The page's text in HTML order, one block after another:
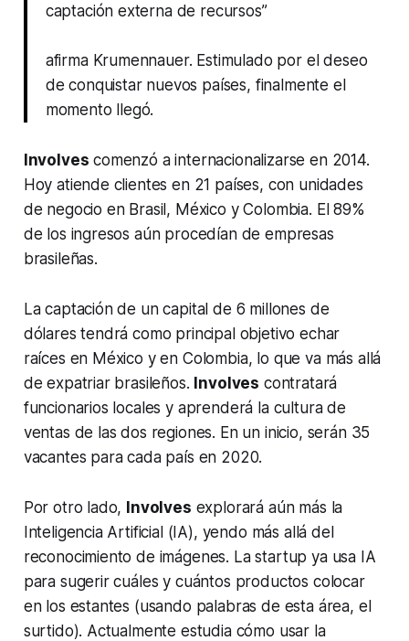
captación externa de recursos”
afirma Krumennauer. Estimulado por el deseo
de conquistar nuevos países, finalmente el
momento llegó.
Involves comenzó a internacionalizarse en 2014.
Hoy atiende clientes en 21 países, con unidades
de negocio en Brasil, México y Colombia. El 89%
de los ingresos aún procedían de empresas
brasileñas.
La captación de un capital de 6 millones de
dólares tendrá como principal objetivo echar
raíces en México y en Colombia, lo que va más allá
de expatriar brasileños. Involves contratará
funcionarios locales y aprenderá la cultura de
ventas de las dos regiones. En un inicio, serán 35
vacantes para cada país en 2020.
Por otro lado, Involves explorará aún más la
Inteligencia Artificial (IA), yendo más allá del
reconocimiento de imágenes. Lastartup ya usa IA
para sugerir cuáles y cuántos productos colocar
en los estantes (usando palabras de esta área, el
surtido). Actualmente estudia cómo usar la